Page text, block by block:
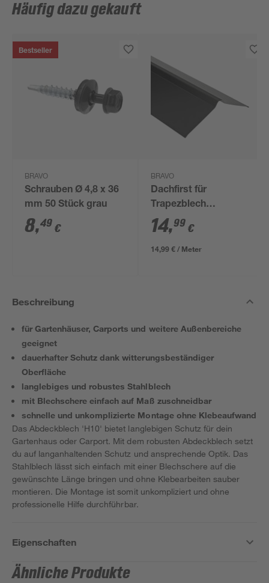
Häufig dazu gekauft
Bestseller
BRAVO
Schrauben Ø 4,8 x 36
mm 50 Stück grau
8,49 €
BRAVO
Dachfirst für
Trapezblech
anthrazitgrau 100 cm
14,99 €
14,99 € / Meter
Beschreibung
für Gartenhäuser, Carports und weitere Außenbereiche
geeignet
dauerhafter Schutz dank witterungsbeständiger
Oberfläche
langlebiges und robustes Stahlblech
mit Blechschere einfach auf Maß zuschneidbar
schnelle und unkomplizierte Montage ohne Klebeaufwand
Das Abdeckblech 'H10' bietet langlebigen Schutz für dein
Gartenhaus oder Carport. Mit dem robusten Abdeckblech setzt
du auf langanhaltenden Schutz und ansprechende Optik. Das
Stahlblech lässt sich einfach mit einer Blechschere auf die
gewünschte Länge bringen und ohne Klebearbeiten sauber
montieren. Die Montage ist somit unkompliziert und ohne
professionelle Hilfe durchführbar.
Eigenschaften
Ähnliche Produkte